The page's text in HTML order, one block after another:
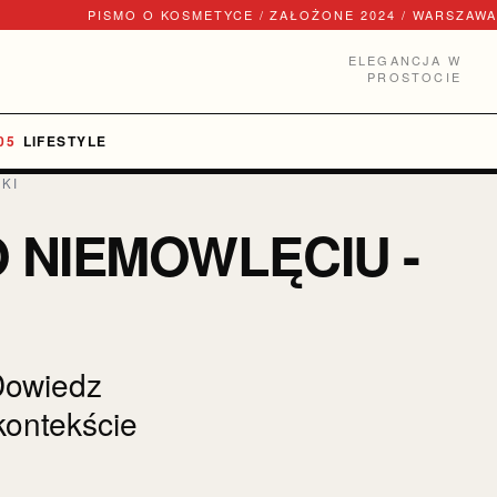
PISMO O KOSMETYCE / ZAŁOŻONE 2024 / WARSZAWA
ELEGANCJA W
PROSTOCIE
LIFESTYLE
-